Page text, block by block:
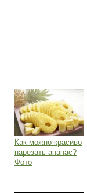
Как можно красиво
нарезать ананас?
Фото